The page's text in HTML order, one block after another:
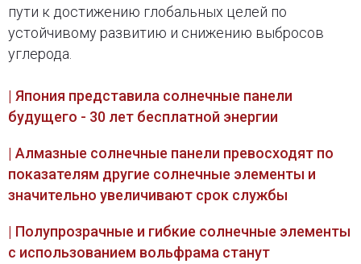
пути к достижению глобальных целей по
устойчивому развитию и снижению выбросов
углерода.
| Япония представила солнечные панели
будущего - 30 лет бесплатной энергии
| Алмазные солнечные панели превосходят по
показателям другие солнечные элементы и
значительно увеличивают срок службы
| Полупрозрачные и гибкие солнечные элементы
с использованием вольфрама станут